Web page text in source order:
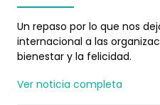
Un repaso por lo que nos
internacional a las
bienestar y la felicidad.
Ver noticia completa